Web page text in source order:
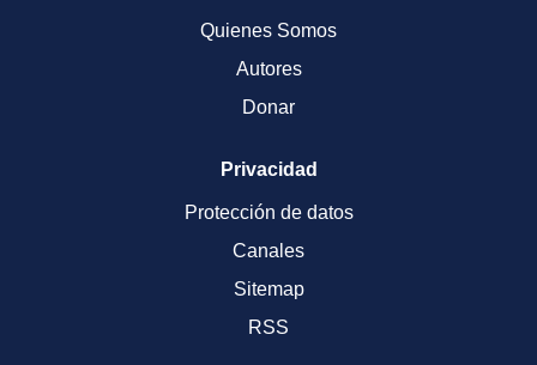
Quienes Somos
Autores
Donar
Privacidad
Protección de datos
Canales
Sitemap
RSS